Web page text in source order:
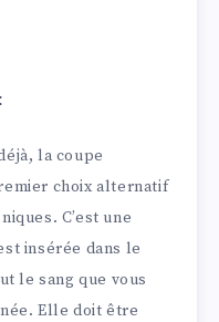
la coupe
choix alternatif
C’est une
insérée dans le
le sang que vous
Elle doit être